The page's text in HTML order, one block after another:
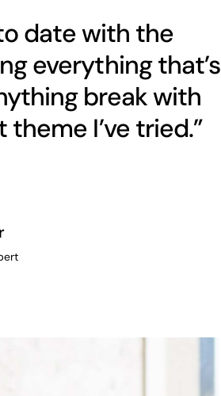
date with the
everything that’s
break with
I’ve tried.”